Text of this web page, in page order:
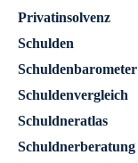
Privatinsolvenz
Schulden
Schuldenbarometer
Schuldenvergleich
Schuldneratlas
Schuldnerberatung